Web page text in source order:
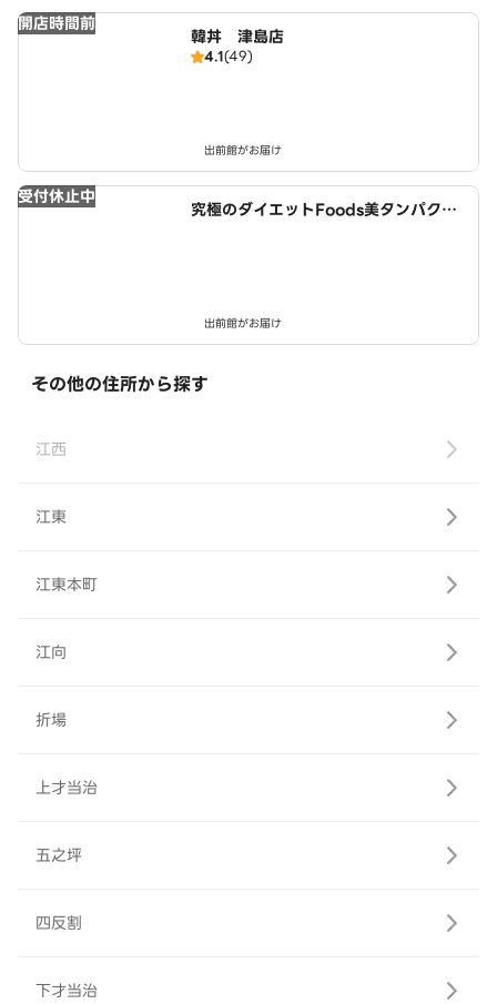
開店時間前
韓丼 津島店
4.1(49)
出前館がお届け
受付休止中
究極のダイエットFoods美タンパクラ
出前館がお届け
その他の住所から探す
江西
江東
江東本町
江向
折場
上才当治
五之坪
四反割
下才当治